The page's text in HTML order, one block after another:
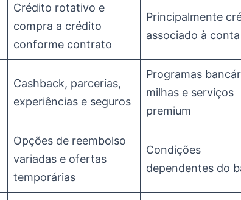
Crédito rotativo e
compra a crédito
conforme contrato
Principalmente
associado à conta
Cashback, parcerias,
experiências e seguros
Programas
milhas e serviços
premium
Opções de reembolso
variadas e ofertas
temporárias
Condições
dependentes do